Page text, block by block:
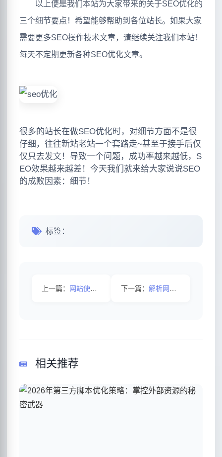
以上便是我们本站为大家带来的关于SEO优化的
三个细节要点！希望能够帮助到各位站长。如果大家
需要更多SEO操作技术文章，请继续关注我们本站！
每天不定期更新各种SEO优化文章。
很多的站长在做SEO优化时，对细节方面不是很
仔细，往往新站老站一个套路走~甚至于接手后仅
仅只去发文！导致一个问题，成功率越来越低，S
EO效果越来越差！今天我们就来给大家说说SEO
的成败因素：细节！
标签：
上一篇： 网站使用SEO排名有什么隐患？ 下一篇： 解析网站被降权应该如何正确处理？
相关推荐